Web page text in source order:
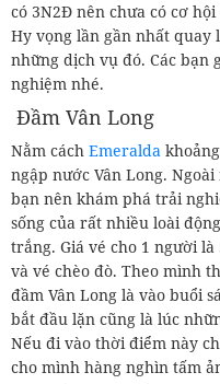
có 3N2Đ nên chưa có cơ
Hy vọng lần gần nhất
những dịch vụ đó. Các bạn
nghiệm nhé.
Đầm Vân Long
Nằm cách Emeralda
ngập nước Vân Long.
bạn nên khám phá trải
sống của rất nhiều loài
trắng. Giá vé cho 1 người
và vé chèo đò. Theo mình
đầm Vân Long là vào buổi
bắt đầu lặn cũng là lúc
Nếu đi vào thời điểm này
cho mình hàng nghìn tấm